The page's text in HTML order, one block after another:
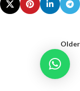
Older